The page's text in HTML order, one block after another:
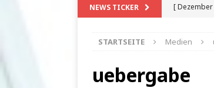
NEWS TICKER [ Dezember
[ August
STARTSEITE Medien
uebergabe